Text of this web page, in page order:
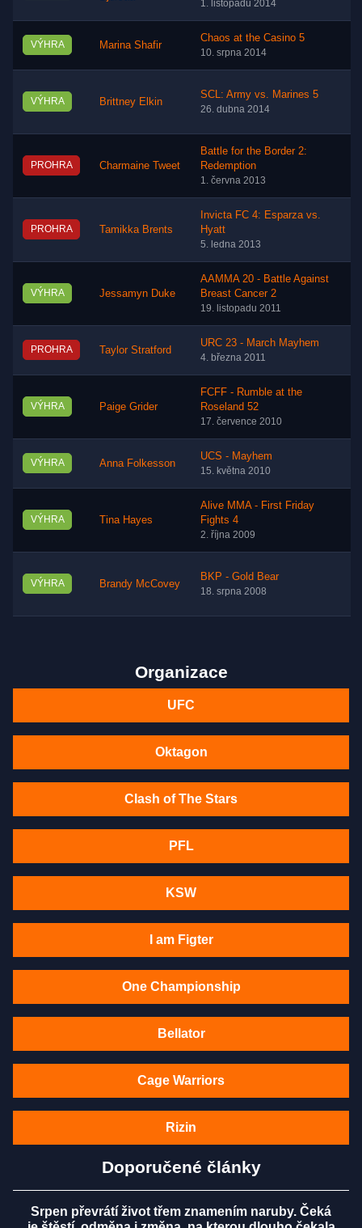
1. listopadu 2014
VÝHRA Marina Shafir
Chaos at the Casino 5
10. srpna 2014
VÝHRA Brittney Elkin
SCL: Army vs. Marines 5
26. dubna 2014
PROHRA Charmaine Tweet
Battle for the Border 2:
Redemption
1. června 2013
PROHRA Tamikka Brents
Invicta FC 4: Esparza vs.
Hyatt
5. ledna 2013
VÝHRA Jessamyn Duke
AAMMA 20 - Battle Against
Breast Cancer 2
19. listopadu 2011
PROHRA Taylor Stratford
URC 23 - March Mayhem
4. března 2011
VÝHRA Paige Grider
FCFF - Rumble at the
Roseland 52
17. července 2010
VÝHRA Anna Folkesson
UCS - Mayhem
15. května 2010
VÝHRA Tina Hayes
Alive MMA - First Friday
Fights 4
2. října 2009
VÝHRA Brandy McCovey
BKP - Gold Bear
18. srpna 2008
Organizace
UFC
Oktagon
Clash of The Stars
PFL
KSW
I am Figter
One Championship
Bellator
Cage Warriors
Rizin
Doporučené články
Srpen převrátí život třem znamením naruby. Čeká